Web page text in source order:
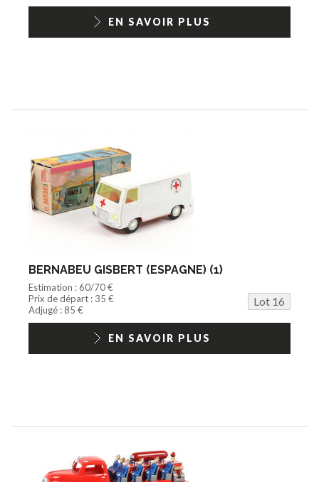
EN SAVOIR PLUS
BERNABEU GISBERT (ESPAGNE) (1)
Estimation : 60/70 €
Prix de départ : 35 €
Lot 16
Adjugé : 85 €
EN SAVOIR PLUS